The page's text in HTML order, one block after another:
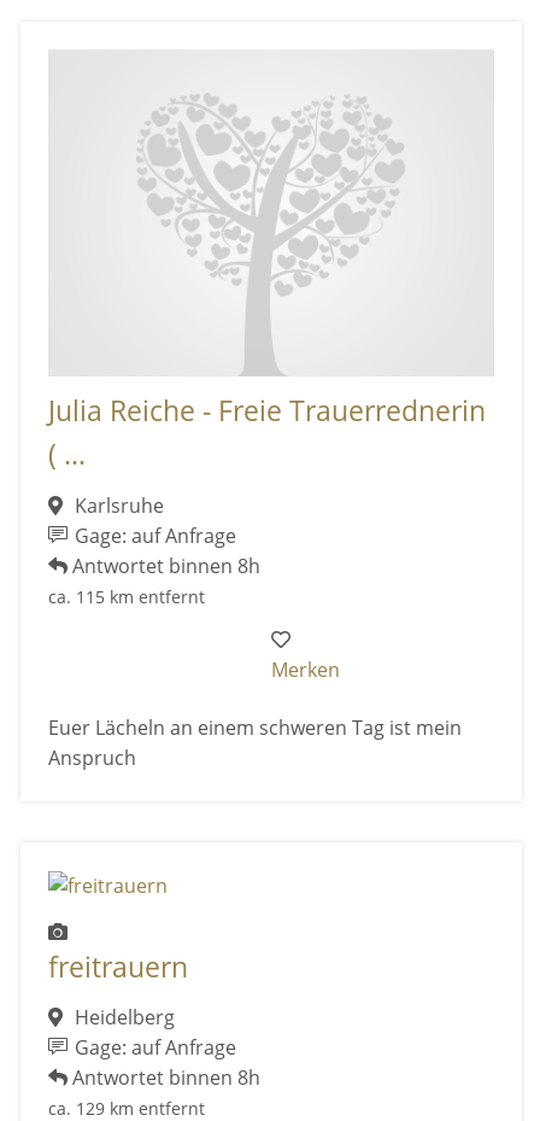
Julia Reiche - Freie Trauerrednerin
( ...
Karlsruhe
Gage: auf Anfrage
Antwortet binnen 8h
ca. 115 km entfernt
Merken
Euer Lächeln an einem schweren Tag ist mein
Anspruch
freitrauern
Heidelberg
Gage: auf Anfrage
Antwortet binnen 8h
ca. 129 km entfernt